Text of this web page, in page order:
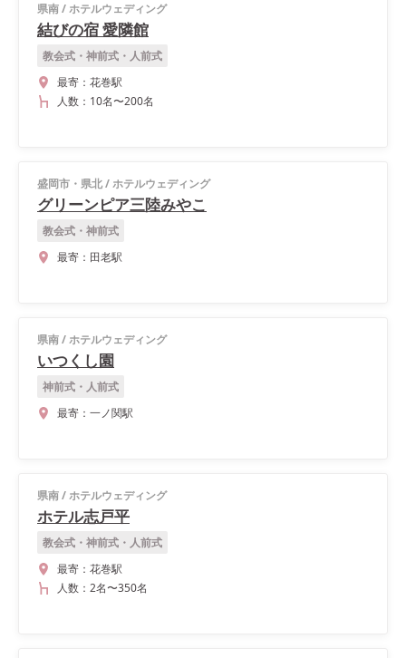
県南/ホテルウェディング
結びの宿 愛隣館
教会式・神前式・人前式
最寄： 花巻駅
人数： 10名〜200名
盛岡市・県北/ホテルウェディング
グリーンピア三陸みやこ
教会式・神前式
最寄： 田老駅
県南/ホテルウェディング
いつくし園
神前式・人前式
最寄： 一ノ関駅
県南/ホテルウェディング
ホテル志戸平
教会式・神前式・人前式
最寄： 花巻駅
人数： 2名〜350名